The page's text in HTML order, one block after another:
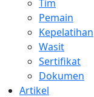
Tim
Pemain
Kepelatihan
Wasit
Sertifikat
Dokumen
Artikel